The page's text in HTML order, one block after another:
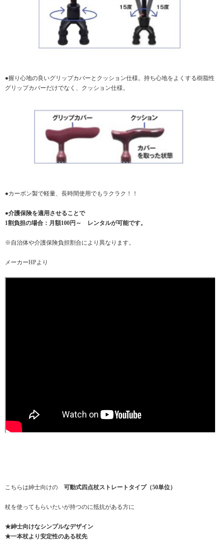
●握り心地の良いグリップカバーとクッション仕様。持ち心地をよくする樹脂性
グリップカバーだけでなく、クッション仕様。
●カーボン製で軽量、長時間使用でもラクラク！！
●介護保険を適用させることで
1割負担の場合：月額100円～ レンタルが可能です。
※自治体や介護保険負担割合により異なります。
メーカーHPより
こちらは紳士向けの 可動式四点杖ストレートタイプ（50単位）
杖を使ってもらいたいが持つのに抵抗がある方に
★紳士向けなシンプルなデザイン
★一本杖より安定性のある杖先